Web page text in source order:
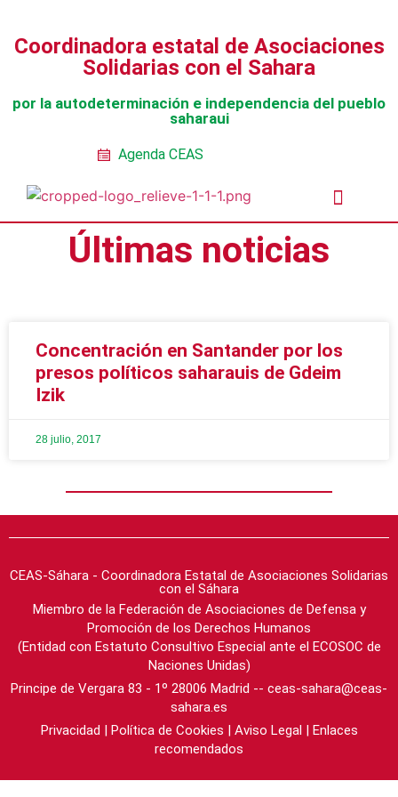
Coordinadora estatal de Asociaciones
Solidarias con el Sahara
por la autodeterminación e independencia del pueblo
saharaui
Agenda CEAS
Últimas noticias
Concentración en Santander por los
presos políticos saharauis de Gdeim
Izik
28 julio, 2017
CEAS-Sáhara - Coordinadora Estatal de Asociaciones Solidarias
con el Sáhara
Miembro de la Federación de Asociaciones de Defensa y
Promoción de los Derechos Humanos
(Entidad con Estatuto Consultivo Especial ante el ECOSOC de
Naciones Unidas)
Principe de Vergara 83 - 1º 28006 Madrid -- ceas-sahara@ceas-
sahara.es
Privacidad | Política de Cookies | Aviso Legal | Enlaces
recomendados